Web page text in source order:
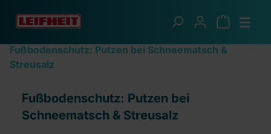
Zum Hauptinhalt springen
Fußbodenschutz: Putzen bei Schneematsch &
Streusalz
Fußbodenschutz: Putzen bei
Schneematsch & Streusalz